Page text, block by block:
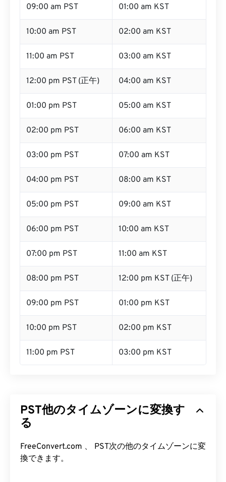
09:00 am PST 01:00 am KST
10:00 am PST 02:00 am KST
11:00 am PST 03:00 am KST
12:00 pm PST (正午) 04:00 am KST
01:00 pm PST 05:00 am KST
02:00 pm PST 06:00 am KST
03:00 pm PST 07:00 am KST
04:00 pm PST 08:00 am KST
05:00 pm PST 09:00 am KST
06:00 pm PST 10:00 am KST
07:00 pm PST 11:00 am KST
08:00 pm PST 12:00 pm KST (正午)
09:00 pm PST 01:00 pm KST
10:00 pm PST 02:00 pm KST
11:00 pm PST 03:00 pm KST
PST他のタイムゾーンに変換す
る
FreeConvert.com 、 PST次の他のタイムゾーンに変
換できます。